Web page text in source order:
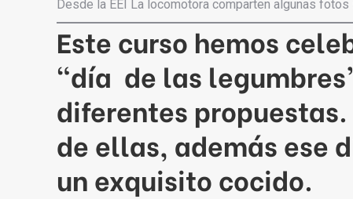
Desde la EEI La locomotora comparten algunas
Este curso hemos
“día de las
diferentes
de ellas, además ese
un exquisito cocido.